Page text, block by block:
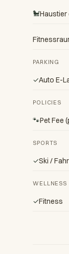
🐩Haustier
PARKING
✓Auto E-
POLICIES
🐾Pet Fee
SPORTS
✓Ski /
WELLNESS
✓Fitness